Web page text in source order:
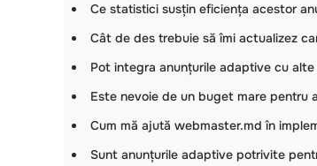
Ce statistici susțin eficiența acestor
Cât de des trebuie să îmi actualizez
Pot integra anunțurile adaptive cu alte
Este nevoie de un buget mare pentru
Cum mă ajută webmaster.md în
Sunt anunțurile adaptive potrivite